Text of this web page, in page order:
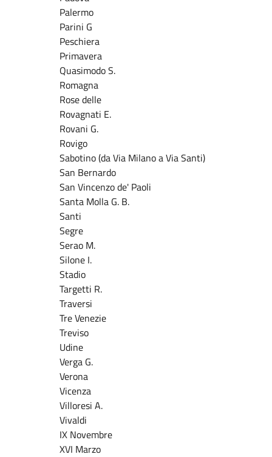
Palermo
Parini G
Peschiera
Primavera
Quasimodo S.
Romagna
Rose delle
Rovagnati E.
Rovani G.
Rovigo
Sabotino (da Via Milano a Via Santi)
San Bernardo
San Vincenzo de' Paoli
Santa Molla G. B.
Santi
Segre
Serao M.
Silone I.
Stadio
Targetti R.
Traversi
Tre Venezie
Treviso
Udine
Verga G.
Verona
Vicenza
Villoresi A.
Vivaldi
IX Novembre
XVI Marzo